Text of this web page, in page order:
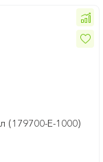
(179700-E-1000)